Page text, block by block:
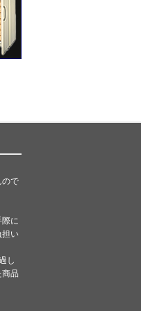
ので
際に
担い
し
商品